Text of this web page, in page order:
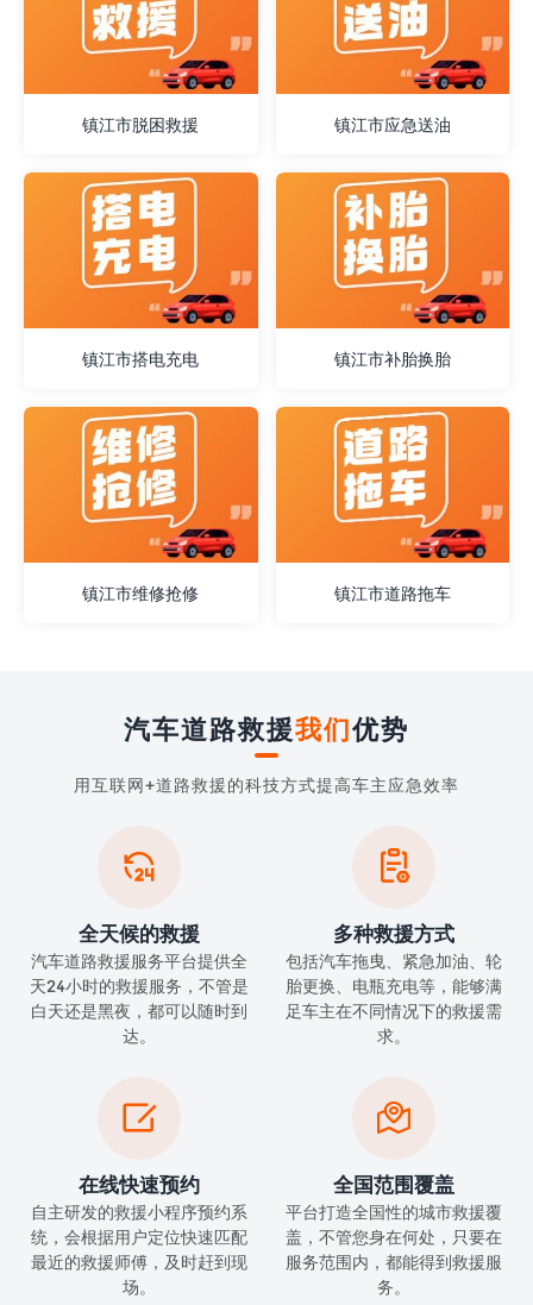
镇江市脱困救援 镇江市应急送油
镇江市搭电充电 镇江市补胎换胎
镇江市维修抢修 镇江市道路拖车
汽车道路救援我们优势
用互联网+道路救援的科技方式提高车主应急效率

全天候的救援
汽车道路救援服务平台提供全
天24小时的救援服务，不管是
白天还是黑夜，都可以随时到
达。

多种救援方式
包括汽车拖曳、紧急加油、轮
胎更换、电瓶充电等，能够满
足车主在不同情况下的救援需
求。

在线快速预约
自主研发的救援小程序预约系
统，会根据用户定位快速匹配
最近的救援师傅，及时赶到现
场。

全国范围覆盖
平台打造全国性的城市救援覆
盖，不管您身在何处，只要在
服务范围内，都能得到救援服
务。